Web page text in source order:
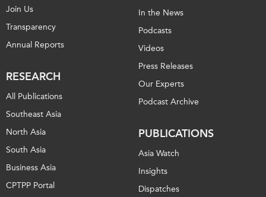
Join Us
Transparency
Annual Reports
RESEARCH
All Publications
Southeast Asia
North Asia
South Asia
Business Asia
CPTPP Portal
In the News
Podcasts
Videos
Press Releases
Our Experts
Podcast Archive
PUBLICATIONS
Asia Watch
Insights
Dispatches